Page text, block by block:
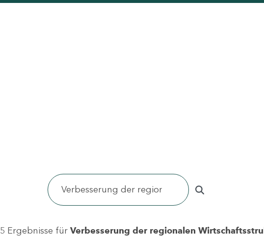
5 Ergebnisse für Verbesserung der regionalen